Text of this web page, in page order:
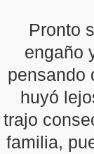
Pronto
engaño
pensando
huyó
trajo
familia,